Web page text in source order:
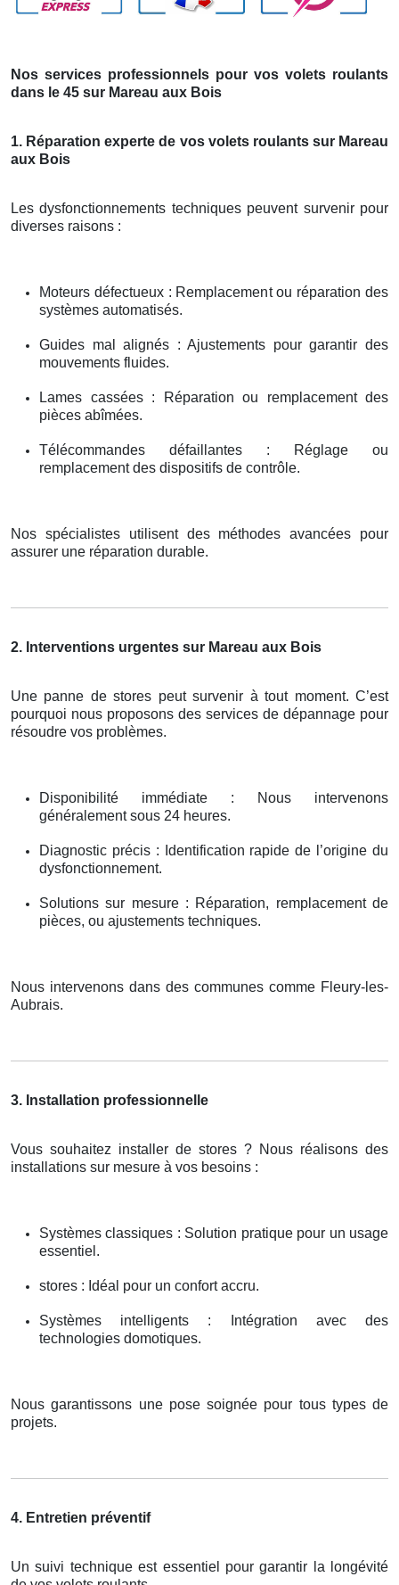
Nos services professionnels pour vos volets roulants
dans le 45 sur Mareau aux Bois
1. Réparation experte de vos volets roulants sur Mareau
aux Bois
Les dysfonctionnements techniques peuvent survenir pour
diverses raisons :
Moteurs défectueux : Remplacement ou réparation des
systèmes automatisés.
Guides mal alignés : Ajustements pour garantir des
mouvements fluides.
Lames cassées : Réparation ou remplacement des
pièces abîmées.
Télécommandes défaillantes : Réglage ou
remplacement des dispositifs de contrôle.
Nos spécialistes utilisent des méthodes avancées pour
assurer une réparation durable.
2. Interventions urgentes sur Mareau aux Bois
Une panne de stores peut survenir à tout moment. C’est
pourquoi nous proposons des services de dépannage pour
résoudre vos problèmes.
Disponibilité immédiate : Nous intervenons
généralement sous 24 heures.
Diagnostic précis : Identification rapide de l’origine du
dysfonctionnement.
Solutions sur mesure : Réparation, remplacement de
pièces, ou ajustements techniques.
Nous intervenons dans des communes comme Fleury-les-
Aubrais.
3. Installation professionnelle
Vous souhaitez installer de stores ? Nous réalisons des
installations sur mesure à vos besoins :
Systèmes classiques : Solution pratique pour un usage
essentiel.
stores : Idéal pour un confort accru.
Systèmes intelligents : Intégration avec des
technologies domotiques.
Nous garantissons une pose soignée pour tous types de
projets.
4. Entretien préventif
Un suivi technique est essentiel pour garantir la longévité